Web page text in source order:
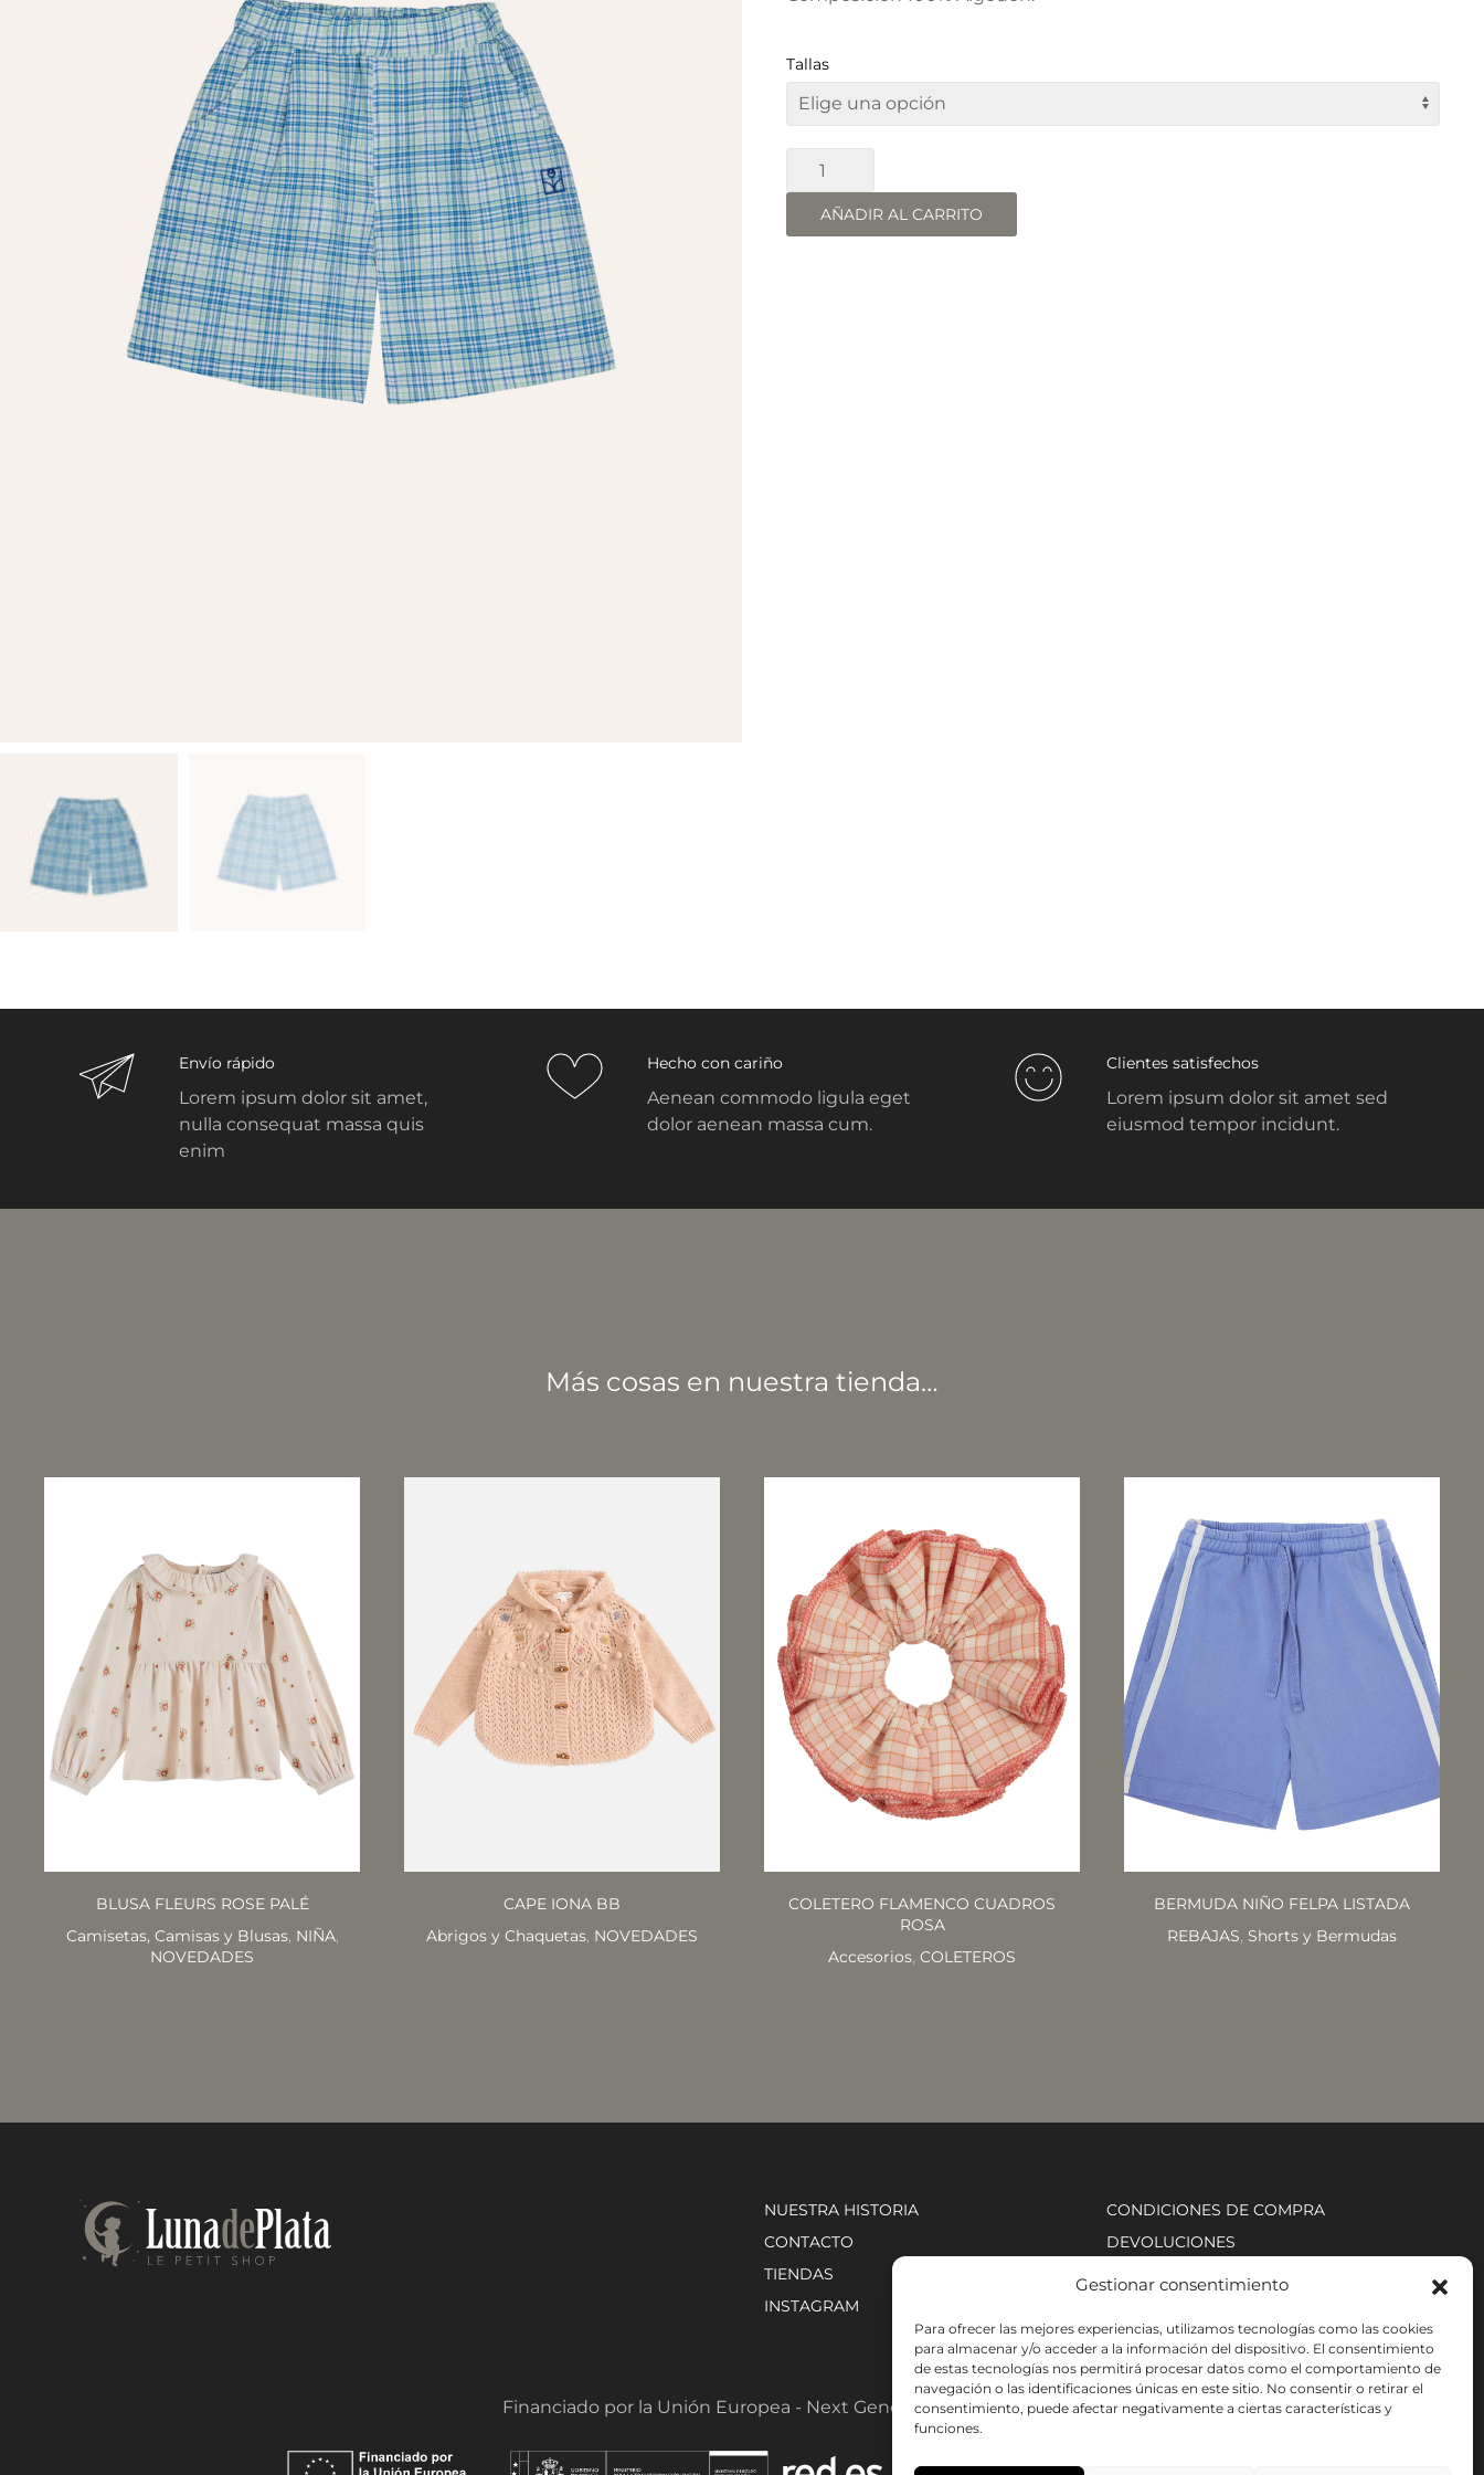
Gestionar consentimiento
Para ofrecer las mejores experiencias, utilizamos tecnologías como las cookies
para almacenar y/o acceder a la información del dispositivo. El consentimiento
de estas tecnologías nos permitirá procesar datos como el comportamiento de
navegación o las identificaciones únicas en este sitio. No consentir o retirar el
consentimiento, puede afectar negativamente a ciertas características y
funciones.
Tallas
BERMUDA
CUADROS
cantidad
AÑADIR AL CARRITO
Envío rápido
Lorem ipsum dolor sit amet,
nulla consequat massa quis
enim
Hecho con cariño
Aenean commodo ligula eget
dolor aenean massa cum.
Clientes satisfechos
Lorem ipsum dolor sit amet sed
eiusmod tempor incidunt.
Más cosas en nuestra tienda…
BLUSA FLEURS ROSE PALÉ
Camisetas, Camisas y Blusas, NIÑA,
NOVEDADES
CAPE IONA BB
Abrigos y Chaquetas, NOVEDADES
COLETERO FLAMENCO CUADROS
ROSA
Accesorios, COLETEROS
BERMUDA NIÑO FELPA LISTADA
REBAJAS, Shorts y Bermudas
NUESTRA HISTORIA
CONTACTO
TIENDAS
INSTAGRAM
CONDICIONES DE COMPRA
DEVOLUCIONES
AVISO LEGAL
Financiado por la Unión Europea - Next Generation EU